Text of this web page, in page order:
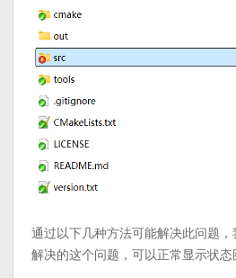
通过以下几种方法可能解决此问题
解决的这个问题，可以正常显示状态